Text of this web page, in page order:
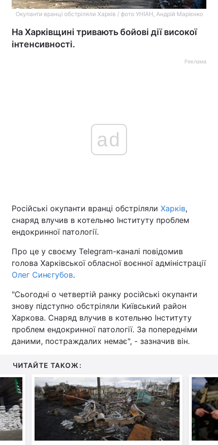
Окупанти вранці обстріляли Харків / фото УНІАН, Андрій Марієнко
На Харківщині тривають бойові дії високої
інтенсивності.
Реклама
ad
Російські окупанти вранці обстріляли Харків,
снаряд влучив в котельню Інституту проблем
ендокринної патології.
Про це у своєму Telegram-каналі повідомив
голова Харківської обласної воєнної адміністрації
Олег Синєгубов.
"Сьогодні о четвертій ранку російські окупанти
знову підступно обстріляли Київський район
Харкова. Снаряд влучив в котельню Інституту
проблем ендокринної патології. За попередніми
даними, постраждалих немає", - зазначив він.
ЧИТАЙТЕ ТАКОЖ: